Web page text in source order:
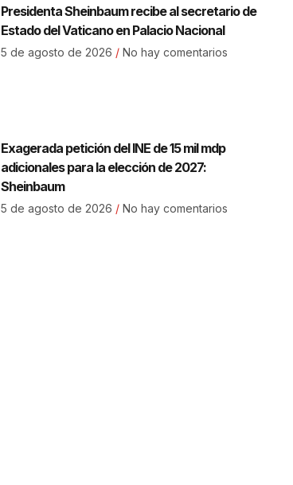
Presidenta Sheinbaum recibe al secretario de
Estado del Vaticano en Palacio Nacional
5 de agosto de 2026 No hay comentarios
Exagerada petición del INE de 15 mil mdp
adicionales para la elección de 2027:
Sheinbaum
5 de agosto de 2026 No hay comentarios